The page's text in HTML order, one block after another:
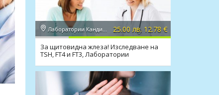
Лаборатории Кандиларов 25.00 лв. 12.78 €
За щитовидна жлеза! Изследване на
TSH, FT4 и FT3, Лаборатории